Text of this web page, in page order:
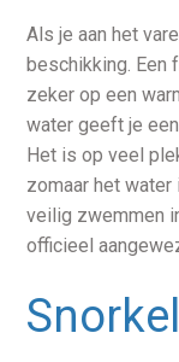
Als je aan het
beschikking. Een
zeker op een
water geeft je
Het is op veel
zomaar het water
veilig zwemmen
officieel